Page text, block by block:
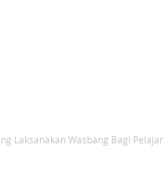
Laksanakan Wasbang Bagi Pelajar...